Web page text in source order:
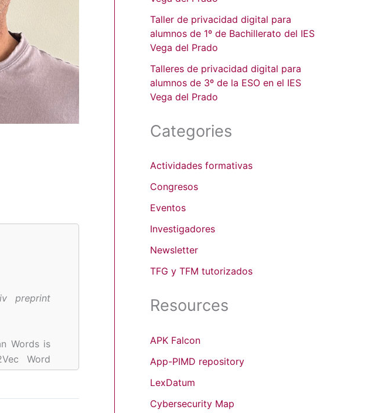
preprint
Words is
Word
(TMA),
Taller de privacidad digital para
alumnos de 1º de Bachillerato del IES
Vega del Prado
Talleres de privacidad digital para
alumnos de 3º de la ESO en el IES
Vega del Prado
Categories
Actividades formativas
Congresos
Eventos
Investigadores
Newsletter
TFG y TFM tutorizados
Resources
APK Falcon
App-PIMD repository
LexDatum
Cybersecurity Map